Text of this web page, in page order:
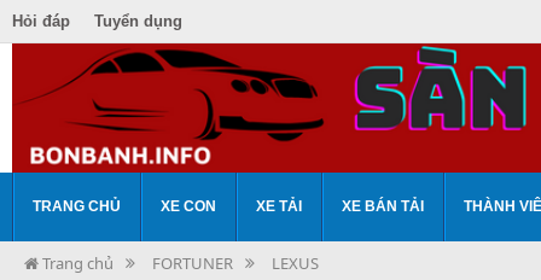
Hỏi đáp Tuyển dụng
TRANG CHỦ XE CON XE TẢI XE BÁN TẢI THÀNH
Trang chủ FORTUNER LEXUS